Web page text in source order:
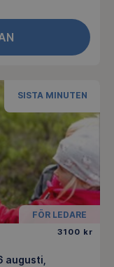
SISTA MINUTEN
FÖR LEDARE
3100 kr
augusti,